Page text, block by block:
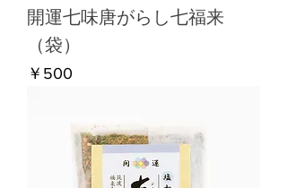
開運七味唐がらし七福来
（袋）
価格
￥500